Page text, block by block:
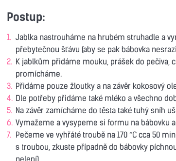
Postup:
Jablka nastrouháme na hrubém struhadle a
přebytečnou šťávu (aby se pak bábovka
K jablkům přidáme mouku, prášek do pečiva,
promícháme.
Přidáme pouze žloutky a na závěr kokosový
Dle potřeby přidáme také mléko a všechno
Na závěr zamícháme do těsta také tuhý sníh
Vymažeme a vysypeme si formu na bábovku
Pečeme ve vyhřáté troubě na 170 °C cca 50
s troubou, zkuste případně do bábovky